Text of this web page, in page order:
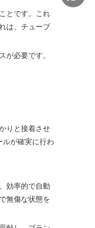
とです。これ
は、チューブ
必要です。
りと接着させ
が確実に行わ
効率的で自動
無傷な状態を